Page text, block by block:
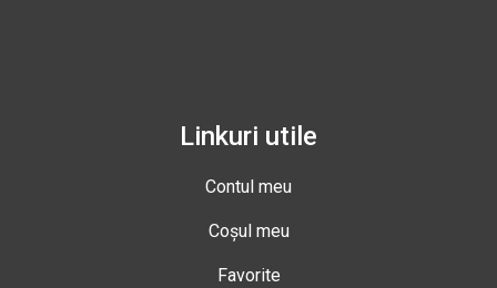
Linkuri utile
Contul meu
Coșul meu
Favorite